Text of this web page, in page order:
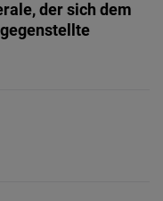
der sich dem